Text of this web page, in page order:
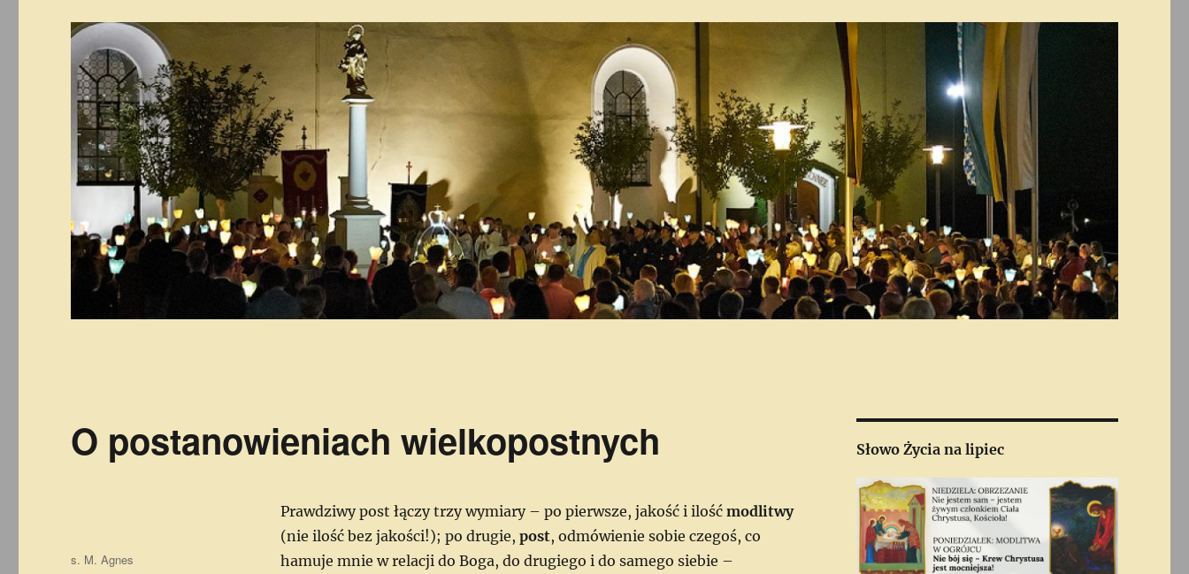
O postanowieniach wielkopostnych
Prawdziwy post łączy trzy wymiary – po pierwsze, jakość i ilość modlitwy
(nie ilość bez jakości!); po drugie, post, odmówienie sobie czegoś, co
hamuje mnie w relacji do Boga, do drugiego i do samego siebie –
Autor
s. M. Agnes
Słowo Życiana lipiec